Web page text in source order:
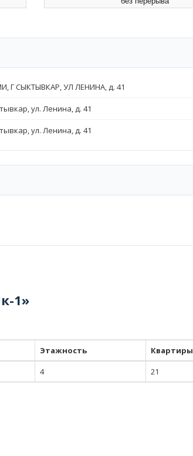
Г СЫКТЫВКАР, УЛ ЛЕНИНА, д. 41
ул. Ленина, д. 41
ул. Ленина, д. 41
1»
Этажность Квартиры
4 21